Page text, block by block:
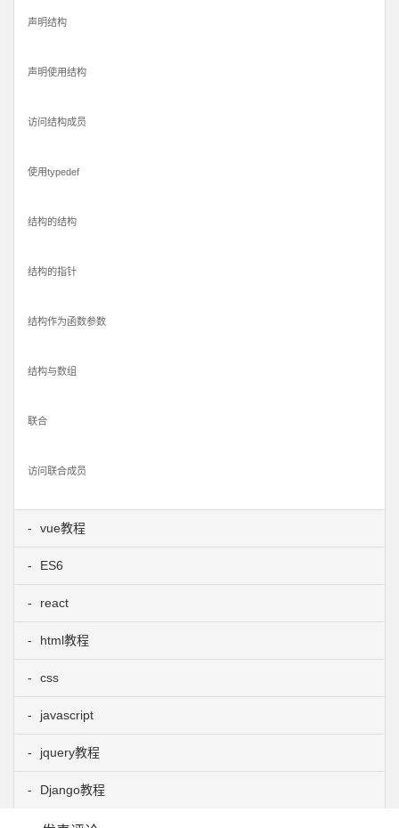
声明结构
声明使用结构
访问结构成员
使用typedef
结构的结构
结构的指针
结构作为函数参数
结构与数组
联合
访问联合成员
vue教程
ES6
react
html教程
css
javascript
jquery教程
Django教程